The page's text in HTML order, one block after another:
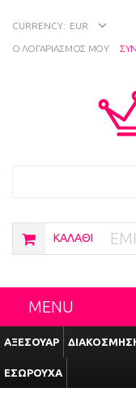
CURRENCY: EUR
Ο ΛΟΓΑΡΙΑΣΜΌΣ ΜΟΥ
ΚΑΛΆΘΙ
MENU
ΑΞΕΣΟΥΆΡ
ΕΣΏΡΟΥΧΑ